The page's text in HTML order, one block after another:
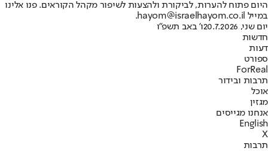
היום פתוח להערות, לביקורת ולהצעות לשיפור מקהל הקוראים. פנו אלינו
במייל hayom@israelhayom.co.il.
יום שני, 20.7.2026
ו' באב תשפ"ו
חדשות
דעות
ספורט
ForReal
תרבות ובידור
אוכל
מגזין
אנחנו מגייסים
English
X
תרבות